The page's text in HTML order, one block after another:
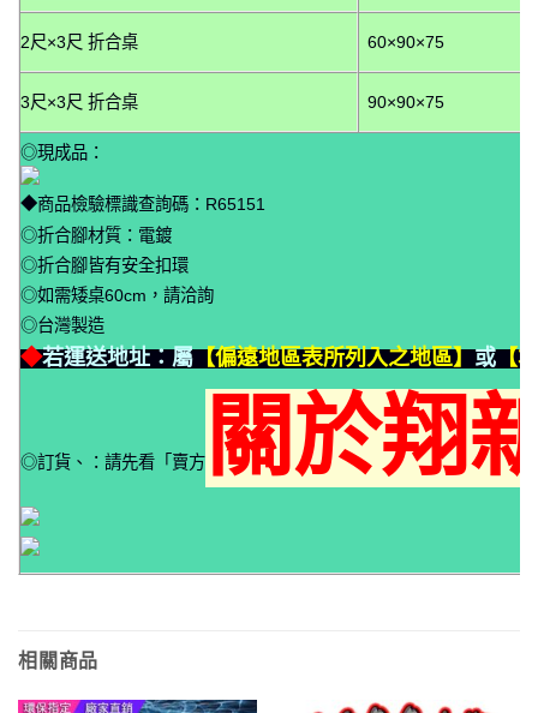
2尺×3尺 折合桌 60×90×75
3尺×3尺 折合桌 90×90×75
◎現成品：
◆商品檢驗標識查詢碼：R65151
◎折合腳材質：電鍍
◎折合腳皆有安全扣環
◎如需矮桌60cm，請洽詢
◎台灣製造
◆若運送地址：屬 【偏遠地區表所列入之地區】 或 【
◎訂貨、 ：請先看「賣方 關於翔
相關商品